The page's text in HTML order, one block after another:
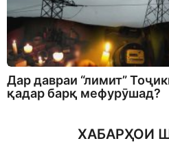
Дар давраи “лимит”
қадар барқ мефурӯшад?
ХАБАРҲОИ